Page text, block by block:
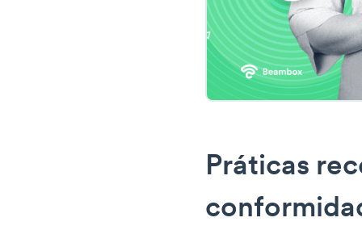
Práticas